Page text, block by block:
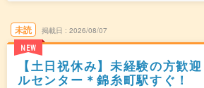
未読
NEW
掲載日 2026/08/07
【土日祝休み】未経験の方歓
ルセンター＊錦糸町駅すぐ！